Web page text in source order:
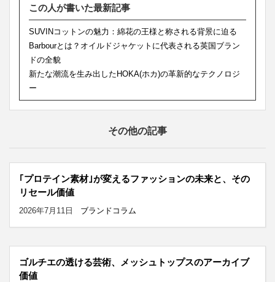
この人が書いた最新記事
SUVINコットンの魅力：綿花の王様と称される背景に迫る
Barbourとは？オイルドジャケットに代表される英国ブラン
ドの全貌
新たな潮流を生み出したHOKA(ホカ)の革新的なテクノロジ
ー
その他の記事
｢プロテイン素材｣が変えるファッションの未来と、その
リセール価値
2026年7月11日 ブランドコラム
ゴルチエの透ける芸術、メッシュトップスのアーカイブ
価値